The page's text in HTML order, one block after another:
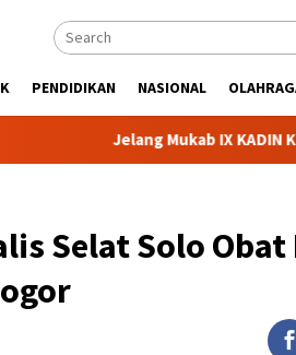
PENDIDIKAN NASIONAL
Jelang Mukab IX KADIN Kabupaten
Selat Solo Obat